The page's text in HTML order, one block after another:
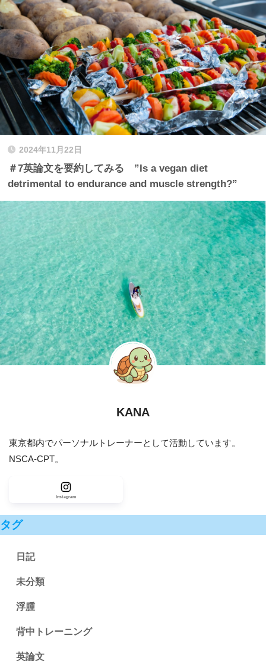
2024年11月22日
＃7英論文を要約してみる ”Is a vegan diet
detrimental to endurance and muscle strength?”
KANA
東京都内でパーソナルトレーナーとして活動しています。
NSCA-CPT。
Instagram
タグ
日記
未分類
浮腫
背中トレーニング
英論文